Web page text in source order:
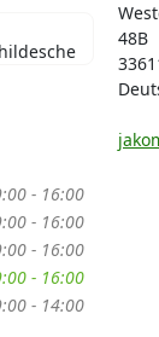
48B
- 16:00
- 16:00
- 16:00
- 16:00
- 14:00